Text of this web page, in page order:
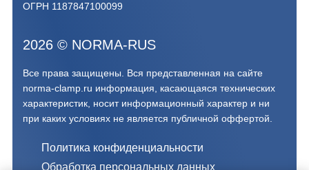
ОГРН 1187847100099
2026 © NORMA-RUS
Все права защищены. Вся представленная на сайте
norma-clamp.ru информация, касающаяся технических
характеристик, носит информационный характер и ни
при каких условиях не является публичной оффертой.‍
Политика конфиденциальности
Обработка персональных данных